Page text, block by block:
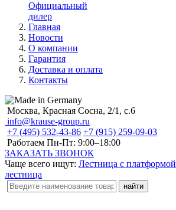
Официальный
дилер
Главная
Новости
О компании
Гарантия
Доставка и оплата
Контакты
Москва, Красная Сосна, 2/1, с.6
info@krause-group.ru
+7 (495) 532-43-86 +7 (915) 259-09-03
Работаем Пн-Пт: 9:00–18:00
ЗАКАЗАТЬ ЗВОНОК
Чаще всего ищут: Лестница с платформой
лестница